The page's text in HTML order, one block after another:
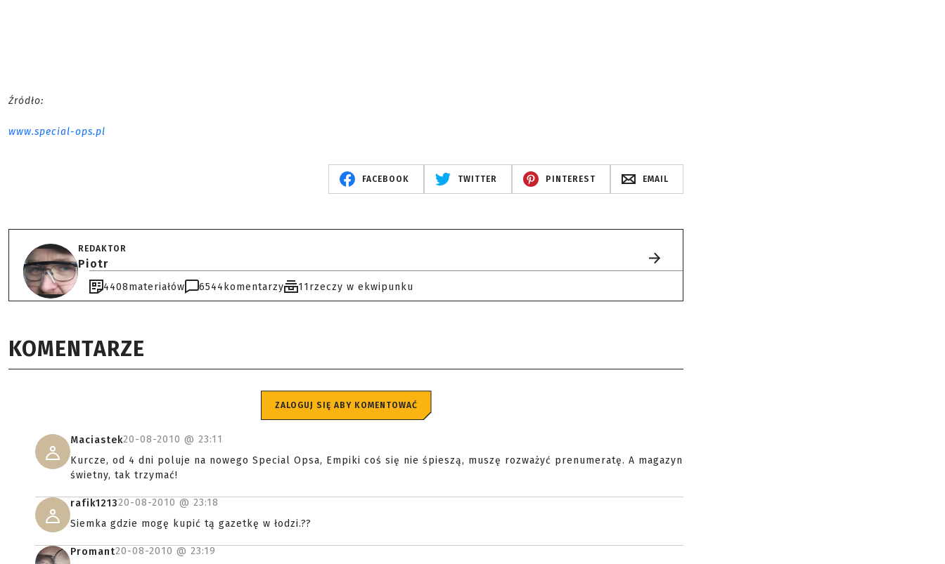
Źródło:
www.special-ops.pl
FACEBOOK TWITTER PINTEREST EMAIL
REDAKTOR
Piotr
4408materiałów 6544 komentarzy 11rzeczy w ekwipunku
KOMENTARZE
ZALOGUJ SIĘ ABY KOMENTOWAĆ
Maciastek20-08-2010 @ 23:11
Kurcze, od 4 dni poluje na nowego Special Opsa, Empiki coś się nie śpieszą, muszę rozważyć prenumeratę. A magazyn
świetny, tak trzymać!
rafik121320-08-2010 @ 23:18
Siemka gdzie mogę kupić tą gazetkę w łodzi.??
Promant20-08-2010 @ 23:19